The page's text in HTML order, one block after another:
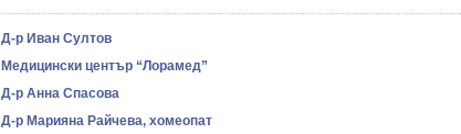
Д-р Иван Султов
Медицински център “Лорамед”
Д-р Анна Спасова
Д-р Марияна Райчева, хомеопат